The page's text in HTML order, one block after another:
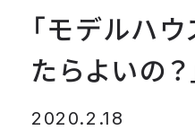
「モデルハ
たらよいの
2020.2.18